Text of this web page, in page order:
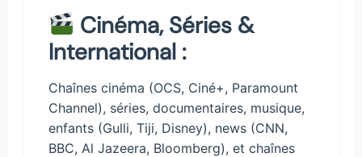
Cinéma, Séries &
International :
Chaînes cinéma (OCS, Ciné+, Paramount
Channel), séries, documentaires, musique,
enfants (Gulli, Tiji, Disney), news (CNN,
BBC, Al Jazeera, Bloomberg), et chaînes